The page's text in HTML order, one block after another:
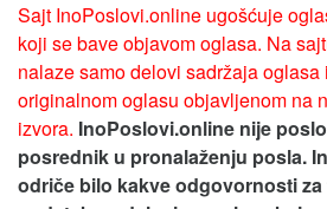
Sajt InoPoslovi.online ugošćuje
koji se bave objavom oglasa. Na
nalaze samo delovi sadržaja
originalnom oglasu objavljenom na
izvora. InoPoslovi.online nije
posrednik u pronalaženju posla.
odriče bilo kakve odgovornosti